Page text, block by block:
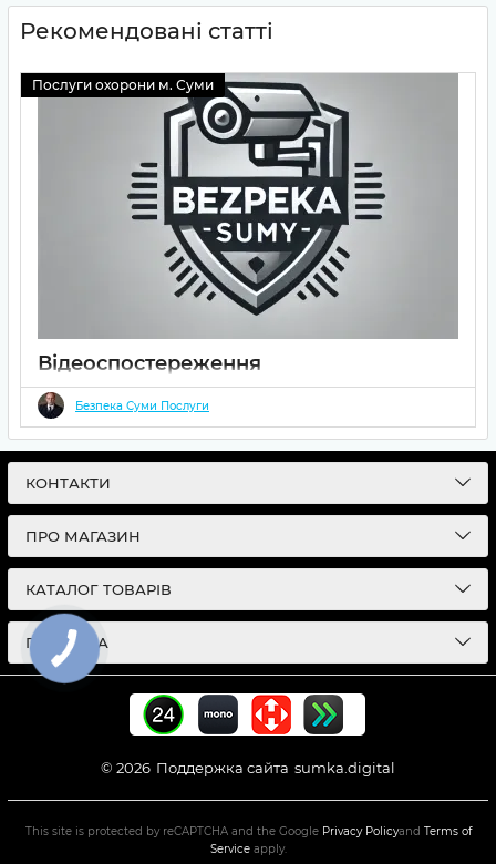
Рекомендовані статті
Послуги охорони м. Суми
Відеоспостереження
18 03 2025
Відеоспостереження в Сумах
безпеки. Встановлення, налаштування, віддалений доступ,
архів записів. Захист житла та бізнесу 24/7!
Безпека Суми Послуги
КОНТАКТИ
ПРО МАГАЗИН
КАТАЛОГ ТОВАРІВ
ПІДПИСКА
© 2026 Поддержка сайта sumka.digital
This site is protected by reCAPTCHA and the Google Privacy Policyand Terms of
Serviceapply.